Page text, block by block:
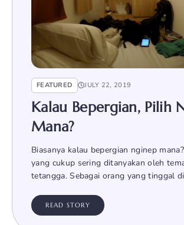
FEATURED JULY 22, 2019
Kalau Bepergian, Pilih
Mana?
Biasanya kalau bepergian nginep
yang cukup sering ditanyakan oleh
tetangga. Sebagai orang yang tinggal
READ STORY